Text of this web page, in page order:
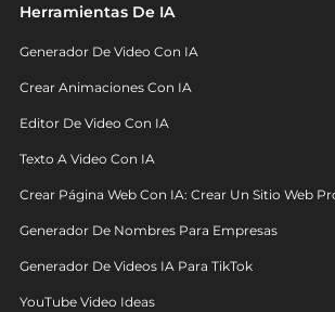
Herramientas De IA
Generador De Video Con IA
Crear Animaciones Con IA
Editor De Video Con IA
Texto A Video Con IA
Crear Página Web Con IA: Crear Un Sitio Web
Generador De Nombres Para Empresas
Generador De Videos IA Para TikTok
YouTube Video Ideas